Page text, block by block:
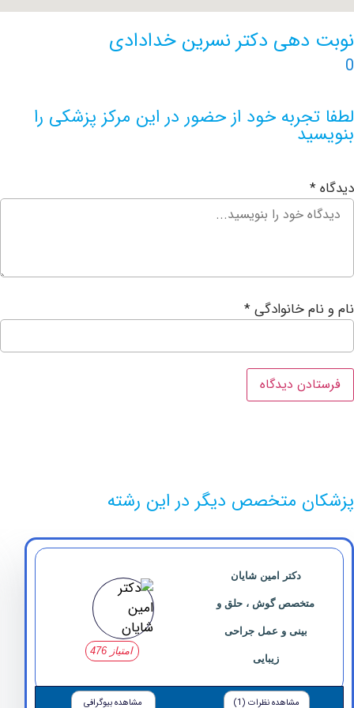
دکتر نسرین خدادادی
خود از حضور در این مرکز پزشکی را
خانوادگی*
متخصص دیگر در این رشته
دکتر امین شایان
متخصص گوش ، حلق و
بینی و عمل جراحی
مشاهده نظرات (1) مشاهده بیوگرافی